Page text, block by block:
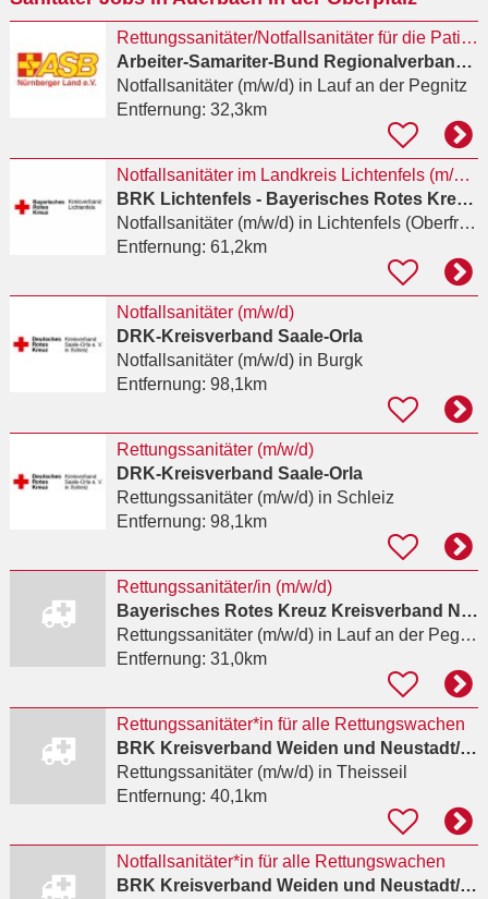
Rettungssanitäter/Notfallsanitäter für die Patientenrückholung (m/w/d)
Arbeiter-Samariter-Bund Regionalverband Nürnberger Land e.V.
Notfallsanitäter (m/w/d)in Lauf an der Pegnitz
Entfernung: 32,3km
Notfallsanitäter im Landkreis Lichtenfels (m/w/d)
BRK Lichtenfels - Bayerisches Rotes Kreuz Kreisverband Lichtenfels e.V.
Notfallsanitäter (m/w/d)in Lichtenfels (Oberfranken)
Entfernung: 61,2km
Notfallsanitäter (m/w/d)
DRK-Kreisverband Saale-Orla
Notfallsanitäter (m/w/d)in Burgk
Entfernung: 98,1km
Rettungssanitäter (m/w/d)
DRK-Kreisverband Saale-Orla
Rettungssanitäter (m/w/d)in Schleiz
Entfernung: 98,1km
Rettungssanitäter/in (m/w/d)
Bayerisches Rotes Kreuz Kreisverband Nürnberger Land
Rettungssanitäter (m/w/d)in Lauf an der Pegnitz, Heuchling
Entfernung: 31,0km
Rettungssanitäter*in für alle Rettungswachen
BRK Kreisverband Weiden und Neustadt/WN
Rettungssanitäter (m/w/d)in Theisseil
Entfernung: 40,1km
Notfallsanitäter*in für alle Rettungswachen
BRK Kreisverband Weiden und Neustadt/WN